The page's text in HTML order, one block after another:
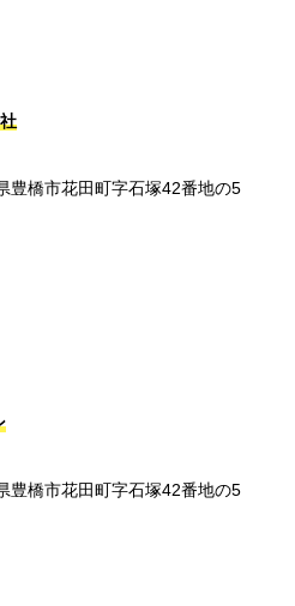
橋市花田町字石塚42番地の5
橋市花田町字石塚42番地の5